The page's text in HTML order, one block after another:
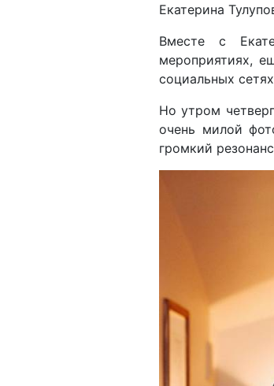
Екатерина
Вместе с
мероприятиях,
социальных
Но утром
очень милой
громкий